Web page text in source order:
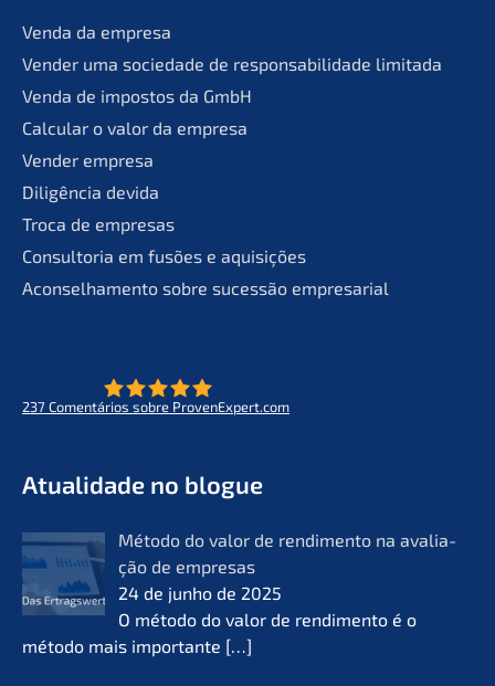
Venda da empresa
Vender uma socie­da­de de responsa­bil­ida­de limitada
Venda de impos­tos da GmbH
Calcu­lar o valor da empresa
Vender empre­sa
Diligên­cia devida
Troca de empresas
Consult­oria em fusões e aquisições
Aconsel­ha­men­to sobre suces­são empresarial
237 Comen­tá­ri­os sobre ProvenExpert.com
Atual­i­da­de no blogue
Método do valor de rendi­men­to na avalia­
ção de empre­sas
24 de junho de 2025
O método do valor de rendi­men­to é o
método mais importan­te […]